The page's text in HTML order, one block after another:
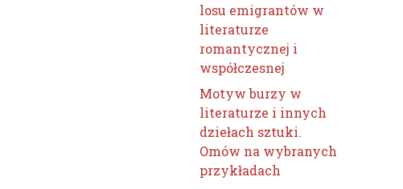
losu emigrantów w
literaturze
romantycznej i
współczesnej
Motyw burzy w
literaturze i innych
dziełach sztuki.
Omów na wybranych
przykładach